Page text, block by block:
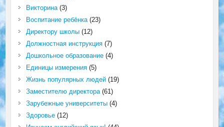
Викторина(3)
Воспитание ребёнка(23)
Директору школы(12)
Должностная инструкция(7)
Дошкольное образование(4)
Единицы измерения(5)
Жизнь популярных людей(19)
Заместителю директора(61)
Зарубежные университеты(4)
Здоровье(12)